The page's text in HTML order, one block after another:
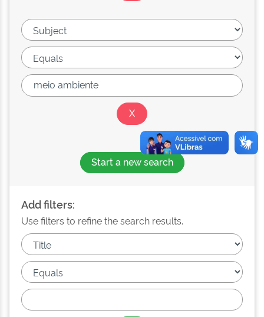
Start a new search
Add filters:
Use filters to refine the search results.